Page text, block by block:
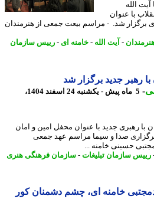
عنوان
شد. - مراسم بیعت جمعی از هنرمندان
- آیت الله-خامنه ای- رییس سازمان
جدید برگزار شد
5 ماه پیش - یکشنبه 24 اسفند 1404،
جدید با عنوان محفل امین و امان
صدا و سیما مراسم عهد جمعی
حسینی خامنه ...
سازمان تبلیغات-سازمان فرهنگی هنری
خامنه ای، چشم دشمنان کور